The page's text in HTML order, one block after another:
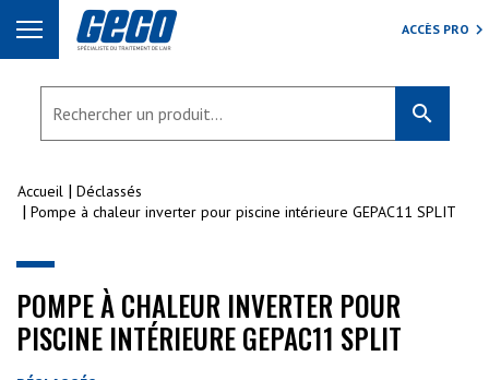
ACCÈS PRO
search
Accueil
Déclassés
Pompe à chaleur inverter pour piscine intérieure GEPAC11 SPLIT
POMPE À CHALEUR INVERTER POUR
PISCINE INTÉRIEURE GEPAC11 SPLIT